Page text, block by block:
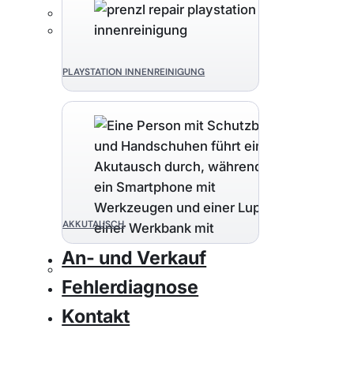
PLAYSTATION INNENREINIGUNG
AKKUTAUSCH
An- und Verkauf
Fehlerdiagnose
Kontakt